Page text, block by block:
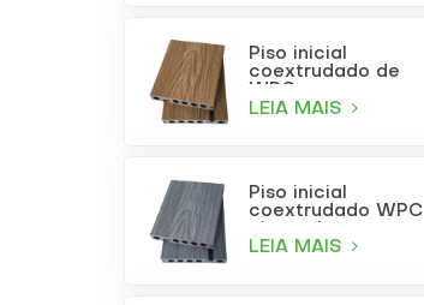
Piso inicial
coextrudado de
acabamento em
LEIA MAIS
Piso inicial
coextrudado WPC
LEIA MAIS